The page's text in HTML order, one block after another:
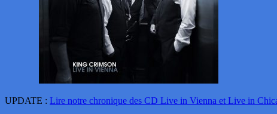
UPDATE : Lire notre chronique des CD Live in Vienna et Live in